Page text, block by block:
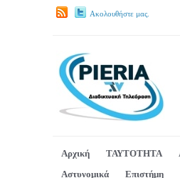
Ακολουθήστε μας.
Αρχική ΤΑΥΤΟΤΗΤΑ
Αστυνομικά
Επιστήμη